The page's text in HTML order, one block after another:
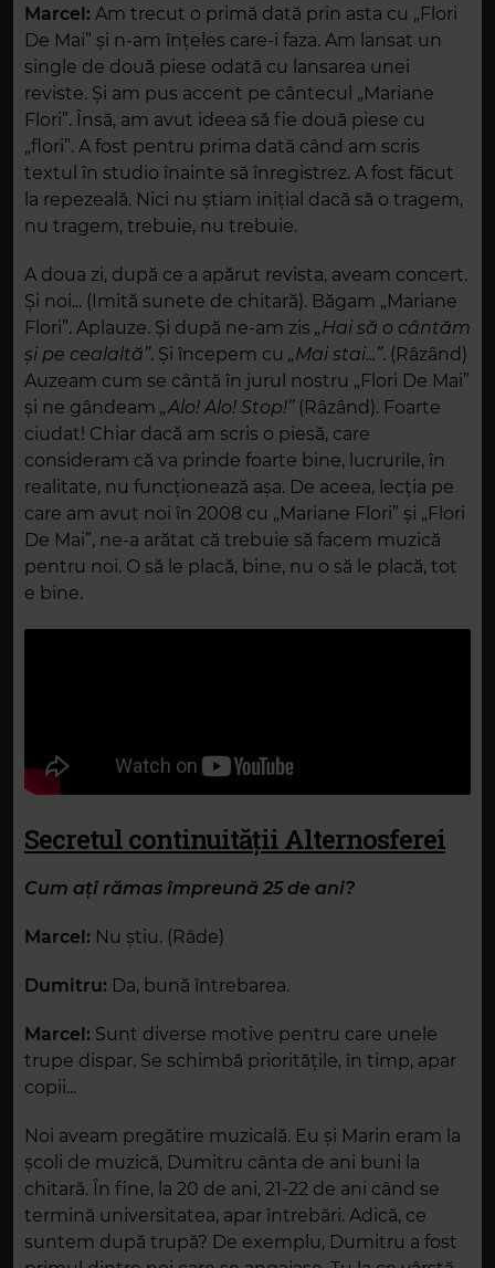
Marcel: Am trecut o primă dată prin asta cu „Flori
De Mai” și n-am înțeles care-i faza. Am lansat un
single de două piese odată cu lansarea unei
reviste. Și am pus accent pe cântecul „Mariane
Flori”. Însă, am avut ideea să fie două piese cu
„flori”. A fost pentru prima dată când am scris
textul în studio înainte să înregistrez. A fost făcut
la repezeală. Nici nu știam inițial dacă să o tragem,
nu tragem, trebuie, nu trebuie.
A doua zi, după ce a apărut revista, aveam concert.
Și noi... (Imită sunete de chitară). Băgam „Mariane
Flori”. Aplauze. Și după ne-am zis „Hai să o cântăm
și pe cealaltă”. Și începem cu „Mai stai...”. (Râzând)
Auzeam cum se cântă în jurul nostru „Flori De Mai”
și ne gândeam „Alo! Alo! Stop!” (Râzând). Foarte
ciudat! Chiar dacă am scris o piesă, care
consideram că va prinde foarte bine, lucrurile, în
realitate, nu funcționează așa. De aceea, lecția pe
care am avut noi în 2008 cu „Mariane Flori” și „Flori
De Mai”, ne-a arătat că trebuie să facem muzică
pentru noi. O să le placă, bine, nu o să le placă, tot
e bine.
Secretul continuității Alternosferei
Cum ați rămas împreună 25 de ani?
Marcel: Nu știu. (Râde)
Dumitru: Da, bună întrebarea.
Marcel: Sunt diverse motive pentru care unele
trupe dispar. Se schimbă prioritățile, în timp, apar
copii...
Noi aveam pregătire muzicală. Eu și Marin eram la
școli de muzică, Dumitru cânta de ani buni la
chitară. În fine, la 20 de ani, 21-22 de ani când se
termină universitatea, apar întrebări. Adică, ce
suntem după trupă? De exemplu, Dumitru a fost